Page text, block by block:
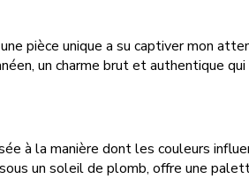
pièce unique a su captiver mon
un charme brut et authentique qui
à la manière dont les couleurs
un soleil de plomb, offre une